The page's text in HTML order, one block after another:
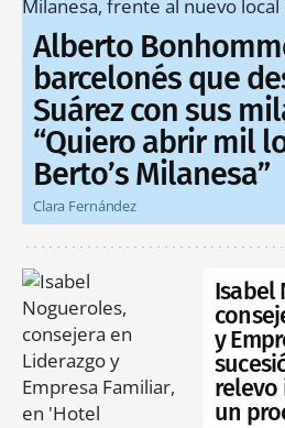
Alberto
barcelonés que
Suárez con sus
“Quiero abrir mil
Berto’s Milanesa”
Clara Fernández
Isabel
y
relevo
un